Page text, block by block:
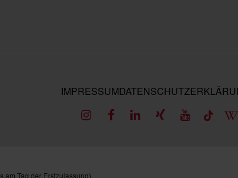
IMPRESSUMDATENSCHUTZ
Tag der Erstzulassung).